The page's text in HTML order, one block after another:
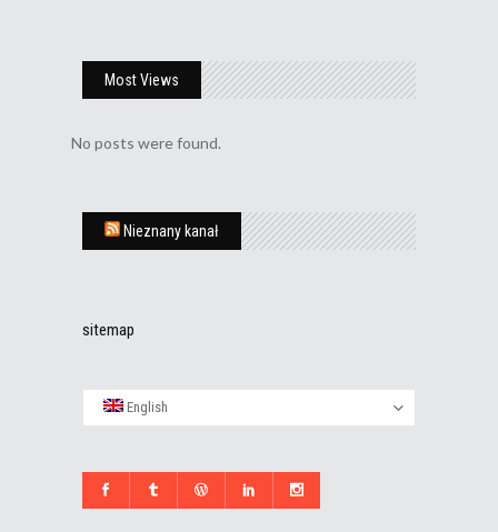
Most Views
No posts were found.
Nieznany kanał
sitemap
English